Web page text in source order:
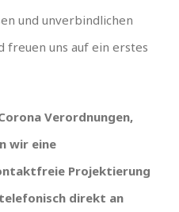
und unverbindlichen
freuen uns auf ein erstes
Verordnungen,
wir eine
Projektierung
direkt an